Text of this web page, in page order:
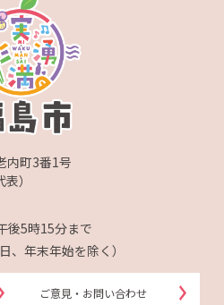
内町3番1号
表）
後5時15分まで
、年末年始を除く）
ご意見・お問い合わせ